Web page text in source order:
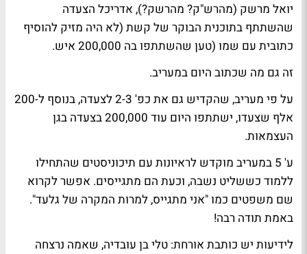
יואל מרשק (מהרש"ק? מהרשק?), אדריכל הצעדה
שהשתתף בתוכנית הבוקר של קשת (לא היה מזיק להוסיף
כתובית עם שמו (טען שהשתתפו בה 200,000 איש.
זה גם מה שכתוב היום במעריב.
על פי מעריב, שהקדיש גם את כפ' 2-3 לצעדה, בנוסף ל-200
אלף שצעדו, ישתתפו היום עוד 200,000 בצעדה בגן
העצמאות.
ע' 5 במעריב מוקדש לראיונות עם תיכוניסטים שהתחילו
ללמוד כששליט נשבה, וכעת הם מתגייסים. אפשר לקרוא
שם משפטים כמו "אני מתגייס, למרות המקרה של גלעד".
באמת תודה רבה!
לידיעות יש כותבת אורחת: טלי בן עובדיה, שאמה נרצחה